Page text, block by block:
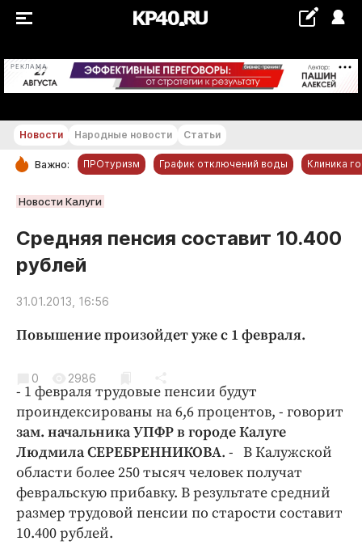
РЕКЛАМА +22...+23 °С
РУБРИКИ
Новости компаний
Статьи
Народные новости
Авто и транспорт
Благоустройство
Криминал
Культура
Недвижимость и ЖКХ
Образование
Общество
Погода
Праздники
Происшествия
Новости Народные новости Статьи
Важно: ПРОтуризм График отключений воды Клиника
Новости Калуги
Средняя пенсия составит 10.400
рублей
31.01.2013, 16:56
Повышение произойдет уже с 1 февраля.
0 2986
- 1 февраля трудовые пенсии будут
проиндексированы на 6,6 процентов, - говорит
зам. начальника УПФР в городе Калуге
Людмила СЕРЕБРЕННИКОВА. - В Калужской
области более 250 тысяч человек получат
февральскую прибавку. В результате средний
размер трудовой пенсии по старости составит
10.400 рублей.